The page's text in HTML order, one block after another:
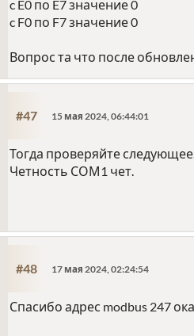
c E0 по E7 значение 0
c F0 по F7 значение 0
Вопрос та что после
#47 15 мая 2024, 06:44:01
Тогда проверяйте
Четность СОМ1 чет.
#48 17 мая 2024, 02:24:54
Спасибо адрес modbus 247